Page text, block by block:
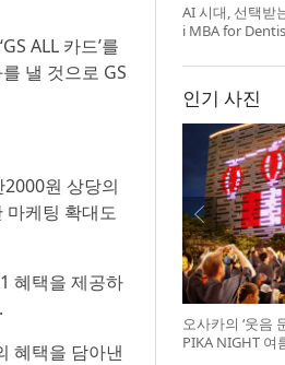
ALL 카드’를
낼 것으로 GS
원 상당의
마케팅 확대도
혜택을 제공하
혜택을 담아낸
AI 시대, 선택받
i MBA for
인기 사진
오사카의 ‘웃음
PIKA NIGHT 여